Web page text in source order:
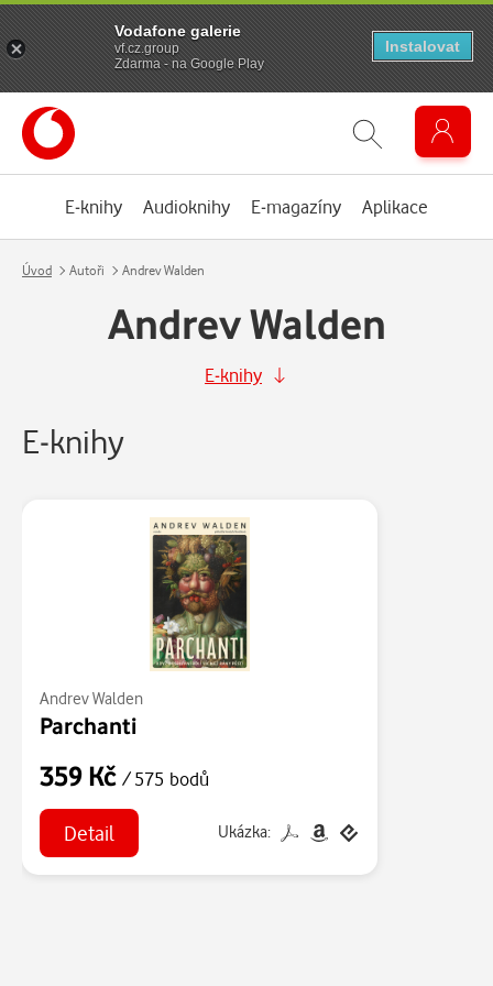
E-knihy Audioknihy E-magazíny Aplikace
Úvod Autoři Andrev Walden
Andrev Walden
E-knihy
E-knihy
Andrev Walden
Parchanti
359 Kč / 575 bodů
Detail Ukázka:
Vodafone galerie
vf.cz.group
Zdarma - na Google Play
Instalovat